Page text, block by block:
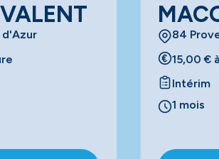
84
15,00 €
Intérim
1 mois